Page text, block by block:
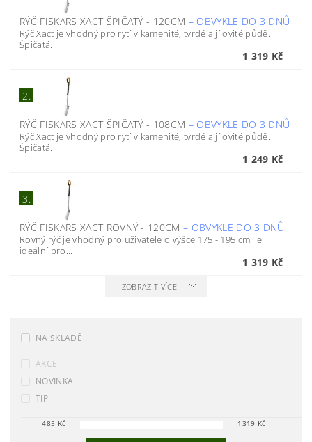
RÝČ FISKARS XACT ŠPIČATÝ - 120CM – OBVYKLE DO 3 DNŮ
Rýč Xact je vhodný pro rytí v kamenité, tvrdé a jílovité půdě.
Špičatá...
1 319 Kč
2.
RÝČ FISKARS XACT ŠPIČATÝ - 108CM – OBVYKLE DO 3 DNŮ
Rýč Xact je vhodný pro rytí v kamenité, tvrdé a jílovité půdě.
Špičatá...
1 249 Kč
3.
RÝČ FISKARS XACT ROVNÝ - 120CM– OBVYKLE DO 3 DNŮ
Rovný rýč je vhodný pro uživatele o výšce 175 - 195 cm. Je
ideální pro...
1 319 Kč
ZOBRAZIT VÍCE
NA SKLADĚ
AKCE
NOVINKA
TIP
485 Kč 1319 Kč